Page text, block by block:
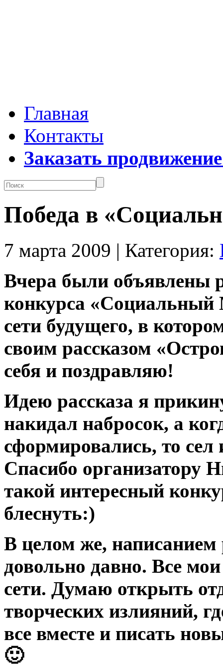
Главная
Контакты
Заказать
Победа в
7 марта 2009 | Категория:
Вчера были объявлены
конкурса «Социальный
сети будущего, в
своим рассказом
себя и поздравляю!
Идею рассказа я
накидал набросок, а
сформировались, то сел
Спасибо организатору
такой интересный
блеснуть:)
В целом же, написанием
довольно давно. Все
сети. Думаю открыть
творческих излияний,
все вместе и писать
🙂